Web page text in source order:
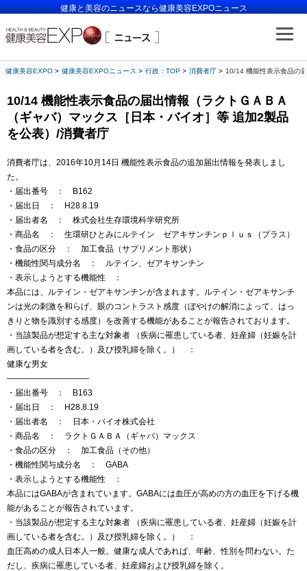
健康と美容のニュースなら健康美容EXPOニュース
健康美容EXPO 健康美容EXPOニュース 行政：TOP 消費者庁 10/14 機能性表示食品の
10/14 機能性表示食品の届出情報（ラクトＧＡＢＡ
（ギャバ）マックス［日本・バイオ］等 追加2製品
を公表）/消費者庁
消費者庁は、2016年10月14日 機能性表示食品の追加届出情報を発表しまし
た。
・届出番号 ： B162
・届出日 ： H28.8.19
・届出者名 ： 株式会社生存環境科学研究所
・商品名 ： 生環研ひとみにルテイン ゼアキサンチンｐｌｕｓ（プラス）
・食品の区分 ： 加工食品（サプリメント形状）
・機能性関与成分名 ： ルテイン、ゼアキサンチン
・表示しようとする機能性 ：
本品には、ルテイン・ゼアキサンチンが含まれます。ルテイン・ゼアキサンチ
ンは光の刺激を和らげ、眼のコントラスト感度（ぼやけの解消によって、はっ
きりと物を識別する感度）を改善する機能があることが報告されております。
・当該製品が想定する主な対象者 （疾病に罹患している者、妊産婦（妊娠を計
画している者を含む。）及び授乳婦を除く。） ：
健康な男女
——————————
・届出番号 ： B163
・届出日 ： H28.8.19
・届出者名 ： 日本・バイオ株式会社
・商品名 ： ラクトＧＡＢＡ（ギャバ）マックス
・食品の区分 ： 加工食品（その他）
・機能性関与成分名 ： GABA
・表示しようとする機能性 ：
本品にはGABAが含まれています。GABAには血圧が高めの方の血圧を下げる機
能があることが報告されています。
・当該製品が想定する主な対象者 （疾病に罹患している者、妊産婦（妊娠を計
画している者を含む。）及び授乳婦を除く。） ：
血圧高めの成人日本人一般。健康な成人であれば、年齢、性別を問わない。た
だし、疾病に罹患している者、妊産婦および授乳婦を除く。